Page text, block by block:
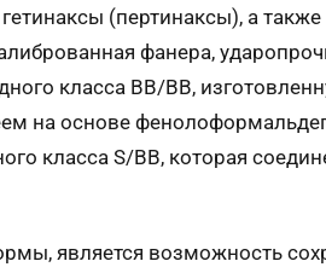
(пертинаксы), а
фанера,
класса ВВ/ВВ,
на основе
класса S/BB, которая
является возможность